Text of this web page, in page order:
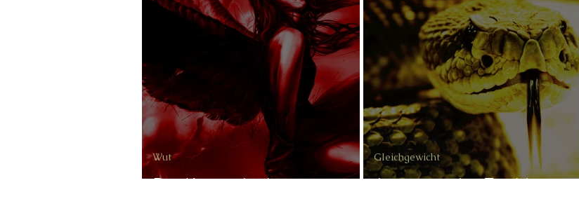
Das Kerzengleichnis
Wut
Jormungandr - Tag 14
Gleichgewicht